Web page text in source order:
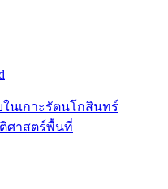
นเกาะรัตนโกสินทร์
ศาสตร์พื้นที่
inFocus